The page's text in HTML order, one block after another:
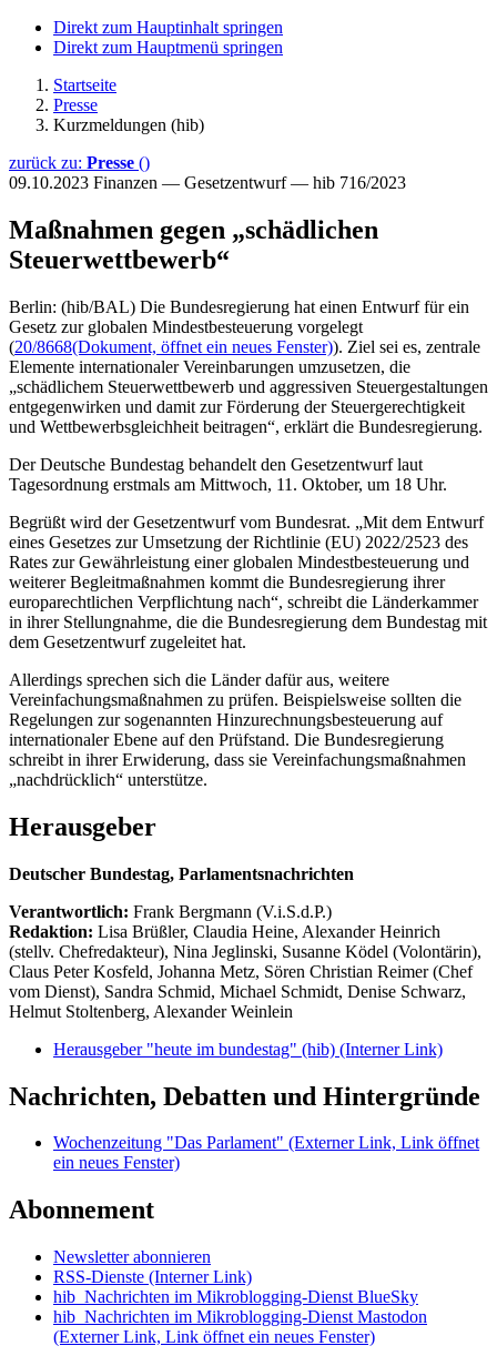
Direkt zum Hauptinhalt springen
Direkt zum Hauptmenü springen
Startseite
Presse
Kurzmeldungen (hib)
zurück zu: Presse ()
09.10.2023 Finanzen — Gesetzentwurf — hib 716/2023
Maßnahmen gegen „schädlichen
Steuerwettbewerb“
Berlin: (hib/BAL) Die Bundesregierung hat einen Entwurf für ein
Gesetz zur globalen Mindestbesteuerung vorgelegt
(20/8668(Dokument, öffnet ein neues Fenster)). Ziel sei es, zentrale
Elemente internationaler Vereinbarungen umzusetzen, die
„schädlichem Steuerwettbewerb und aggressiven Steuergestaltungen
entgegenwirken und damit zur Förderung der Steuergerechtigkeit
und Wettbewerbsgleichheit beitragen“, erklärt die Bundesregierung.
Der Deutsche Bundestag behandelt den Gesetzentwurf laut
Tagesordnung erstmals am Mittwoch, 11. Oktober, um 18 Uhr.
Begrüßt wird der Gesetzentwurf vom Bundesrat. „Mit dem Entwurf
eines Gesetzes zur Umsetzung der Richtlinie (EU) 2022/2523 des
Rates zur Gewährleistung einer globalen Mindestbesteuerung und
weiterer Begleitmaßnahmen kommt die Bundesregierung ihrer
europarechtlichen Verpflichtung nach“, schreibt die Länderkammer
in ihrer Stellungnahme, die die Bundesregierung dem Bundestag mit
dem Gesetzentwurf zugeleitet hat.
Allerdings sprechen sich die Länder dafür aus, weitere
Vereinfachungsmaßnahmen zu prüfen. Beispielsweise sollten die
Regelungen zur sogenannten Hinzurechnungsbesteuerung auf
internationaler Ebene auf den Prüfstand. Die Bundesregierung
schreibt in ihrer Erwiderung, dass sie Vereinfachungsmaßnahmen
„nachdrücklich“ unterstütze.
Herausgeber
Deutscher Bundestag, Parlamentsnachrichten
Verantwortlich: Frank Bergmann (V.i.S.d.P.)
Redaktion: Lisa Brüßler, Claudia Heine, Alexander Heinrich
(stellv. Chefredakteur), Nina Jeglinski, Susanne Ködel (Volontärin),
Claus Peter Kosfeld, Johanna Metz, Sören Christian Reimer (Chef
vom Dienst), Sandra Schmid, Michael Schmidt, Denise Schwarz,
Helmut Stoltenberg, Alexander Weinlein
Herausgeber "heute im bundestag" (hib) (Interner Link)
Nachrichten, Debatten und Hintergründe
Wochenzeitung "Das Parlament" (Externer Link, Link öffnet
ein neues Fenster)
Abonnement
Newsletter abonnieren
RSS-Dienste (Interner Link)
hib_Nachrichten im Mikroblogging-Dienst BlueSky
hib_Nachrichten im Mikroblogging-Dienst Mastodon
(Externer Link, Link öffnet ein neues Fenster)